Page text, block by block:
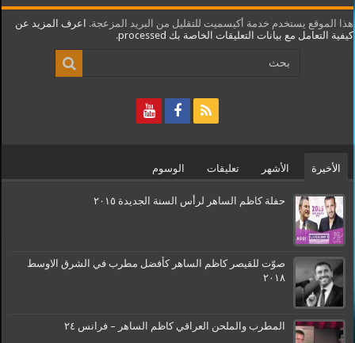
هذا الموقع يستخدم خدمة أكيسميت للتقليل من البريد المزعجة. اعرف المزيد عن
كيفية التعامل مع بيانات التعليقات الخاصة بك processed
.
الأخيرة الأشهر تعليقات الوسوم
حفلة كاظم الساهر لرأس السنة الجديدة ٢٠١٥
صوّت للقيصر كاظم الساهر كأفضل مطرب في الشرق الاوسط
٢٠١٨
المطرب والملحن العراقي كاظم الساهر – فرانس ٢٤